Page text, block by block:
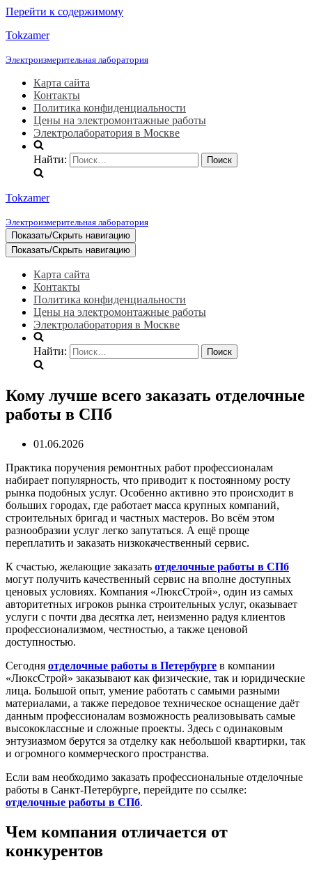
Перейти к содержимому
Tokzamer
Электроизмерительная лаборатория
Карта сайта
Контакты
Политика конфиденциальности
Цены на электромонтажные работы
Электролаборатория в Москве
Найти:
Tokzamer
Электроизмерительная лаборатория
Показать/Скрыть навигацию
Показать/Скрыть навигацию
Карта сайта
Контакты
Политика конфиденциальности
Цены на электромонтажные работы
Электролаборатория в Москве
Найти:
Кому лучше всего заказать отделочные
работы в СПб
01.06.2026
Практика поручения ремонтных работ профессионалам
набирает популярность, что приводит к постоянному росту
рынка подобных услуг. Особенно активно это происходит в
больших городах, где работает масса крупных компаний,
строительных бригад и частных мастеров. Во всём этом
разнообразии услуг легко запутаться. А ещё проще
переплатить и заказать низкокачественный сервис.
К счастью, желающие заказать отделочные работы в СПб
могут получить качественный сервис на вполне доступных
ценовых условиях. Компания «ЛюксСтрой», один из самых
авторитетных игроков рынка строительных услуг, оказывает
услуги с почти два десятка лет, неизменно радуя клиентов
профессионализмом, честностью, а также ценовой
доступностью.
Сегодня отделочные работы в Петербурге в компании
«ЛюксСтрой» заказывают как физические, так и юридические
лица. Большой опыт, умение работать с самыми разными
материалами, а также передовое техническое оснащение даёт
данным профессионалам возможность реализовывать самые
высококлассные и сложные проекты. Здесь с одинаковым
энтузиазмом берутся за отделку как небольшой квартирки, так
и огромного коммерческого пространства.
Если вам необходимо заказать профессиональные отделочные
работы в Санкт-Петербурге, перейдите по ссылке:
отделочные работы в СПб.
Чем компания отличается от
конкурентов